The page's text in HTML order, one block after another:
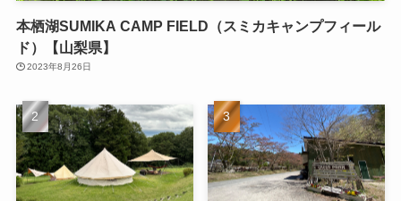
本栖湖SUMIKA CAMP FIELD（スミカキャンプフィール
ド）【山梨県】
2023年8月26日